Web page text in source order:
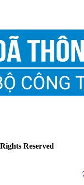
Reserved
(8h00 - 21h30)
(8h00 -